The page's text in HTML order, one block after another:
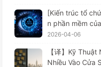
[Kiến trúc tổ
n phần mềm
ật quản lý bị đánh
AI171
2026-04-06
【译】Kỹ
Nhiều Vào Cửa